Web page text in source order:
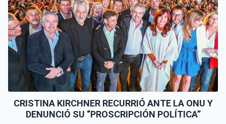
CRISTINA KIRCHNER RECURRIÓ ANTE LA ONU Y
DENUNCIÓ SU “PROSCRIPCIÓN POLÍTICA”